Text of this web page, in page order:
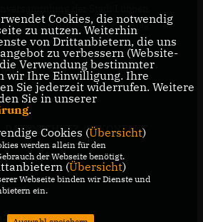
des Abgeordneten im Kreistag
DATENSCHUTZ KONTAKT
Cookies, die notwendig
zu nutzen. Weiterhin
von Drittanbietern, die uns
zu verbessern (Website-
Verwendung bestimmter
wir Ihre Einwilligung. Ihre
Sie jederzeit widerrufen. Weitere
Sie in unserer
.
Cookies (Übersicht)
werden allein für den
der Webseite benötigt.
(Übersicht)
Webseite binden wir Dienste und
ein.